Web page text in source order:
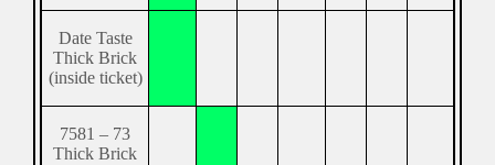
Date Taste
Thick Brick
(inside ticket)
7581 – 73
Thick Brick